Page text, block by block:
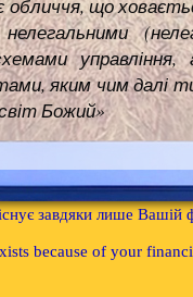
що
яким чим далі
Божий»
завдяки лише Вашій
because of your